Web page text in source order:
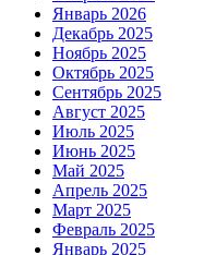
Январь 2026
Декабрь 2025
Ноябрь 2025
Октябрь 2025
Сентябрь 2025
Август 2025
Июль 2025
Июнь 2025
Май 2025
Апрель 2025
Март 2025
Февраль 2025
Январь 2025